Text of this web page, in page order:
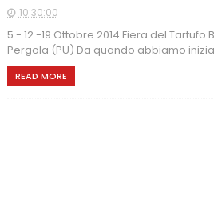
10:30:00
5 - 12 -19 Ottobre 2014 Fiera del Tartufo
Pergola (PU) Da quando abbiamo
READ MORE